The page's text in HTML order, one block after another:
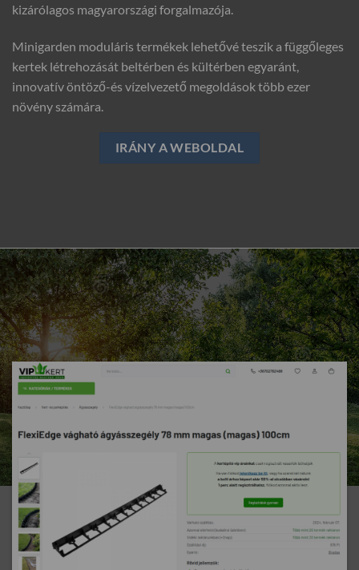
kizárólagos magyarországi forgalmazója.
Minigarden moduláris termékek lehetővé teszik a függőleges
kertek létrehozását beltérben és kültérben egyaránt,
innovatív öntöző-és vízelvezető megoldások több ezer
növény számára.
IRÁNY A WEBOLDAL